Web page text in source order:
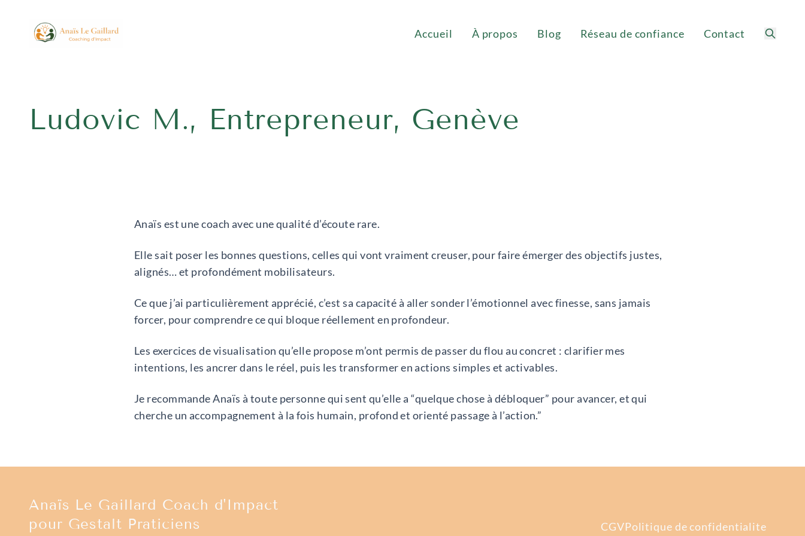
Accueil À propos Blog Réseau de confiance Contact
Ludovic M., Entrepreneur, Genève
Anaïs est une coach avec une qualité d’écoute rare.
Elle sait poser les bonnes questions, celles qui vont vraiment creuser, pour faire émerger des objectifs justes,
alignés… et profondément mobilisateurs.
Ce que j’ai particulièrement apprécié, c’est sa capacité à aller sonder l’émotionnel avec finesse, sans jamais
forcer, pour comprendre ce qui bloque réellement en profondeur.
Les exercices de visualisation qu’elle propose m’ont permis de passer du flou au concret : clarifier mes
intentions, les ancrer dans le réel, puis les transformer en actions simples et activables.
Je recommande Anaïs à toute personne qui sent qu’elle a “quelque chose à débloquer” pour avancer, et qui
cherche un accompagnement à la fois humain, profond et orienté passage à l’action.”
Anaïs Le Gaillard Coach d'Impact
pour Gestalt Praticiens
CGVPolitique de confidentialite